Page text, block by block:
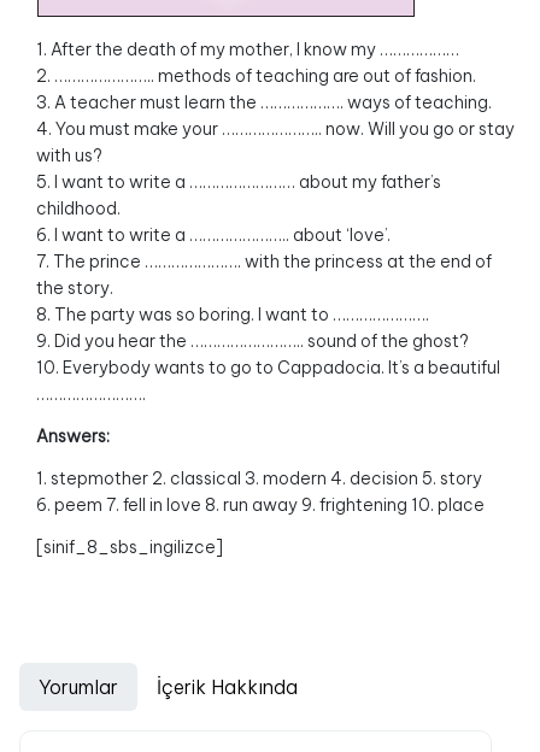
1. After the death of my mother, I know my ………………
2. ………………….. methods of teaching are out of fashion.
3. A teacher must learn the ………………. ways of teaching.
4. You must make your ………………….. now. Will you go or stay
with us?
5. I want to write a …………………… about my father’s
childhood.
6. I want to write a ………………….. about ‘love’.
7. The prince …………………. with the princess at the end of
the story.
8. The party was so boring. I want to ………………….
9. Did you hear the …………………….. sound of the ghost?
10. Everybody wants to go to Cappadocia. It’s a beautiful
…………………….
Answers:
1. stepmother 2. classical 3. modern 4. decision 5. story
6. peem 7. fell in love 8. run away 9. frightening 10. place
[sinif_8_sbs_ingilizce]
Yorumlar İçerik Hakkında